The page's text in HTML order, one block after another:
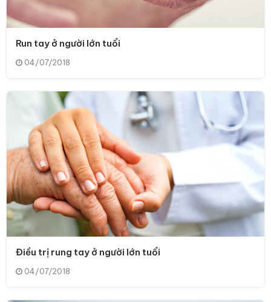
Run tay ở người lớn tuổi
04/07/2018
Điều trị rung tay ở người lớn tuổi
04/07/2018